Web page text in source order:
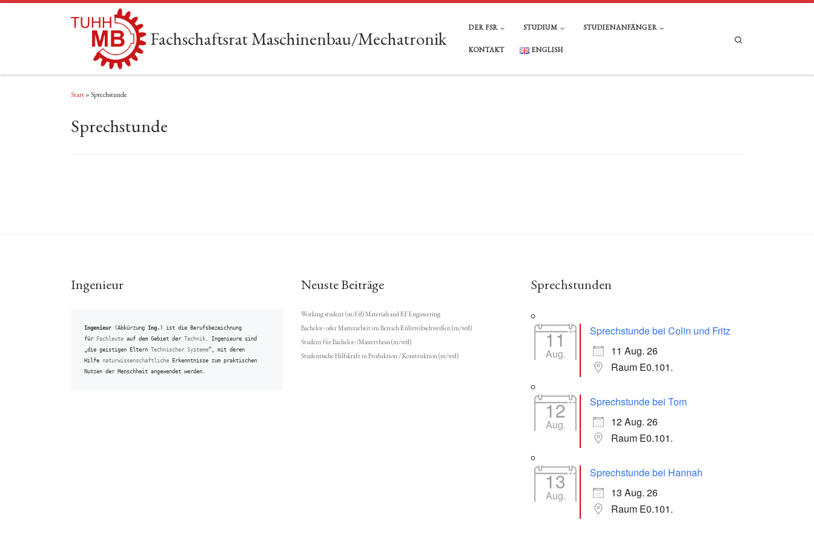
Zum Inhalt springen
Fachschaftsrat Maschinenbau/Mechatronik DER FSR STUDIUM STUDIENANFÄNGER
KONTAKT ENGLISH
Start» Sprechstunde
Sprechstunde
Ingenieur
Ingenieur (Abkürzung Ing. ) ist die Berufsbezeichnung
für
Fachleute auf dem Gebiet der Technik. Ingenieure sind
„die geistigen Eltern Technischer Systeme“, mit deren
Hilfe naturwissenschaftliche Erkenntnisse zum praktischen
Nutzen der Menschheit angewendet werden.
Neuste Beiträge
Working student (m/f/d) Materials and RF Engineering
Bachelor- oder Masterarbeit im Bereich Rührreibschweißen (m/w/d)
Student für Bachelor-/Masterthesis (m/w/d)
Studentische Hilfskraft in Produktion / Konstruktion (m/w/d)
Sprechstunden
11
Aug.
Sprechstunde bei Colin und Fritz
11 Aug. 26
Raum E0.101.
12
Aug.
Sprechstunde bei Tom
12 Aug. 26
Raum E0.101.
13
Aug.
Sprechstunde bei Hannah
13 Aug. 26
Raum E0.101.